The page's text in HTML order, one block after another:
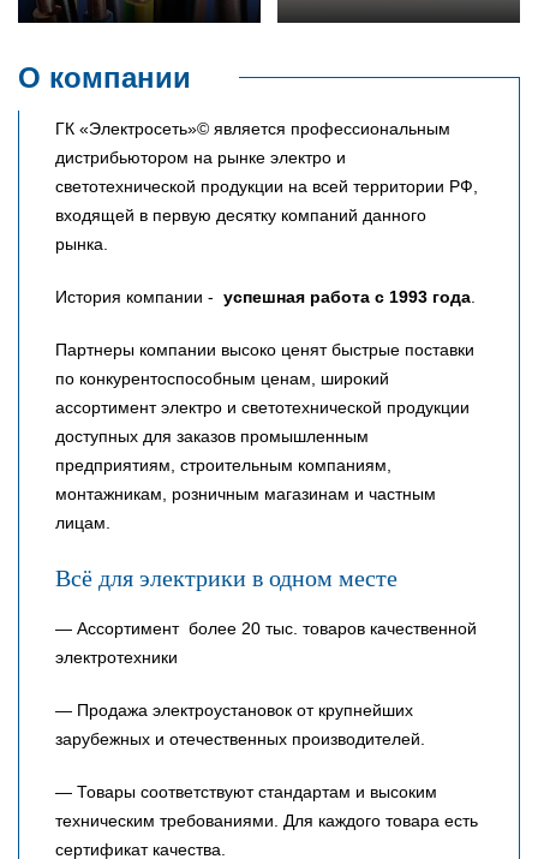
О компании
ГК «Электросеть»© является профессиональным
дистрибьютором на рынке электро и
светотехнической продукции на всей территории РФ,
входящей в первую десятку компаний данного
рынка.
История компании - успешная работа с 1993 года.
Партнеры компании высоко ценят быстрые поставки
по конкурентоспособным ценам, широкий
ассортимент электро и светотехнической продукции
доступных для заказов промышленным
предприятиям, строительным компаниям,
монтажникам, розничным магазинам и частным
лицам.
Всё для электрики в одном месте
— Ассортимент более 20 тыс. товаров качественной
электротехники
— Продажа электроустановок от крупнейших
зарубежных и отечественных производителей.
— Товары соответствуют стандартам и высоким
техническим требованиями. Для каждого товара есть
сертификат качества.